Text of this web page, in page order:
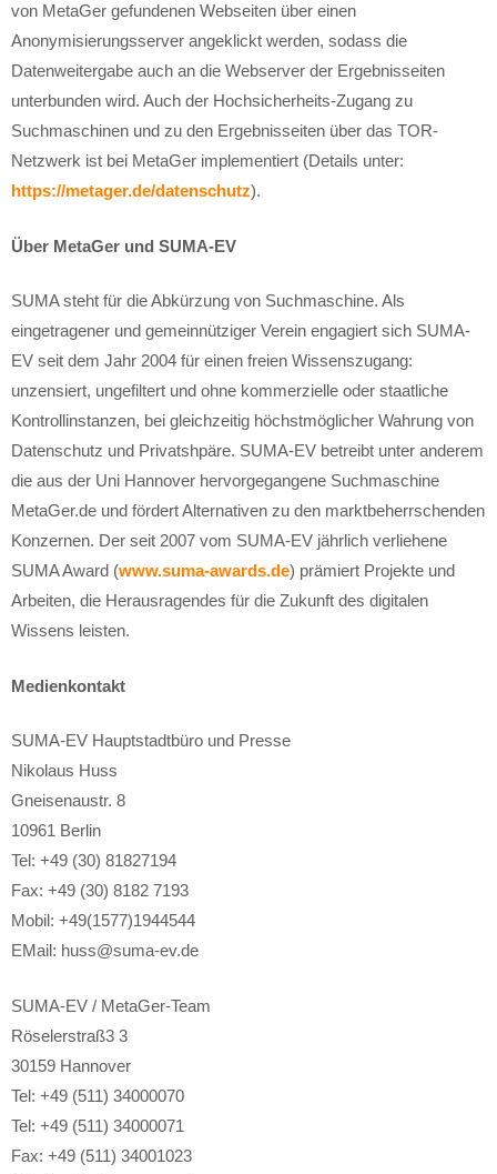
von MetaGer gefundenen Webseiten über einen
Anonymisierungsserver angeklickt werden, sodass die
Datenweitergabe auch an die Webserver der Ergebnisseiten
unterbunden wird. Auch der Hochsicherheits-Zugang zu
Suchmaschinen und zu den Ergebnisseiten über das TOR-
Netzwerk ist bei MetaGer implementiert (Details unter:
https://metager.de/datenschutz).
Über MetaGer und SUMA-EV
SUMA steht für die Abkürzung von Suchmaschine. Als
eingetragener und gemeinnütziger Verein engagiert sich SUMA-
EV seit dem Jahr 2004 für einen freien Wissenszugang:
unzensiert, ungefiltert und ohne kommerzielle oder staatliche
Kontrollinstanzen, bei gleichzeitig höchstmöglicher Wahrung von
Datenschutz und Privatshpäre. SUMA-EV betreibt unter anderem
die aus der Uni Hannover hervorgegangene Suchmaschine
MetaGer.de und fördert Alternativen zu den marktbeherrschenden
Konzernen. Der seit 2007 vom SUMA-EV jährlich verliehene
SUMA Award (www.suma-awards.de) prämiert Projekte und
Arbeiten, die Herausragendes für die Zukunft des digitalen
Wissens leisten.
Medienkontakt
SUMA-EV Hauptstadtbüro und Presse
Nikolaus Huss
Gneisenaustr. 8
10961 Berlin
Tel: +49 (30) 81827194
Fax: +49 (30) 8182 7193
Mobil: +49(1577)1944544
EMail: huss@suma-ev.de
SUMA-EV / MetaGer-Team
Röselerstraß3 3
30159 Hannover
Tel: +49 (511) 34000070
Tel: +49 (511) 34000071
Fax: +49 (511) 34001023